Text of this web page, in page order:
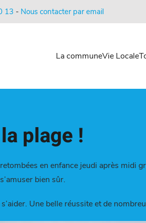
13 - Nous contacter par email
La communeVie Locale
plage !
en enfance jeudi après midi
bien sûr.
Une belle réussite et de